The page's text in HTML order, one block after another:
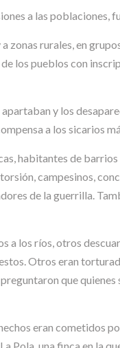
a las poblaciones,
rurales, en
los pueblos con
y los
a los sicarios
habitantes de
campesinos,
de la guerrilla.
a los ríos, otros
Otros eran
que quienes
eran cometidos